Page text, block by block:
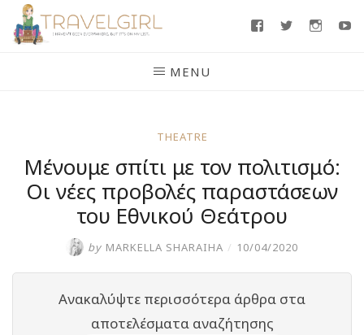
Skip
FacebookTwitter
MENU
THEATRE
Μένουμε σπίτι με τον πολιτισμό:
Οι νέες προβολές παραστάσεων
του Εθνικού Θεάτρου
by MARKELLA SHARAIHA / 10/04/2020
Ανακαλύψτε περισσότερα άρθρα στα
αποτελέσματα αναζήτησης